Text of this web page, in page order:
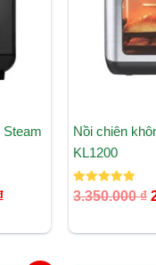
Nồi chiên
KL1200
Được xếp
hạng
3.350.000₫